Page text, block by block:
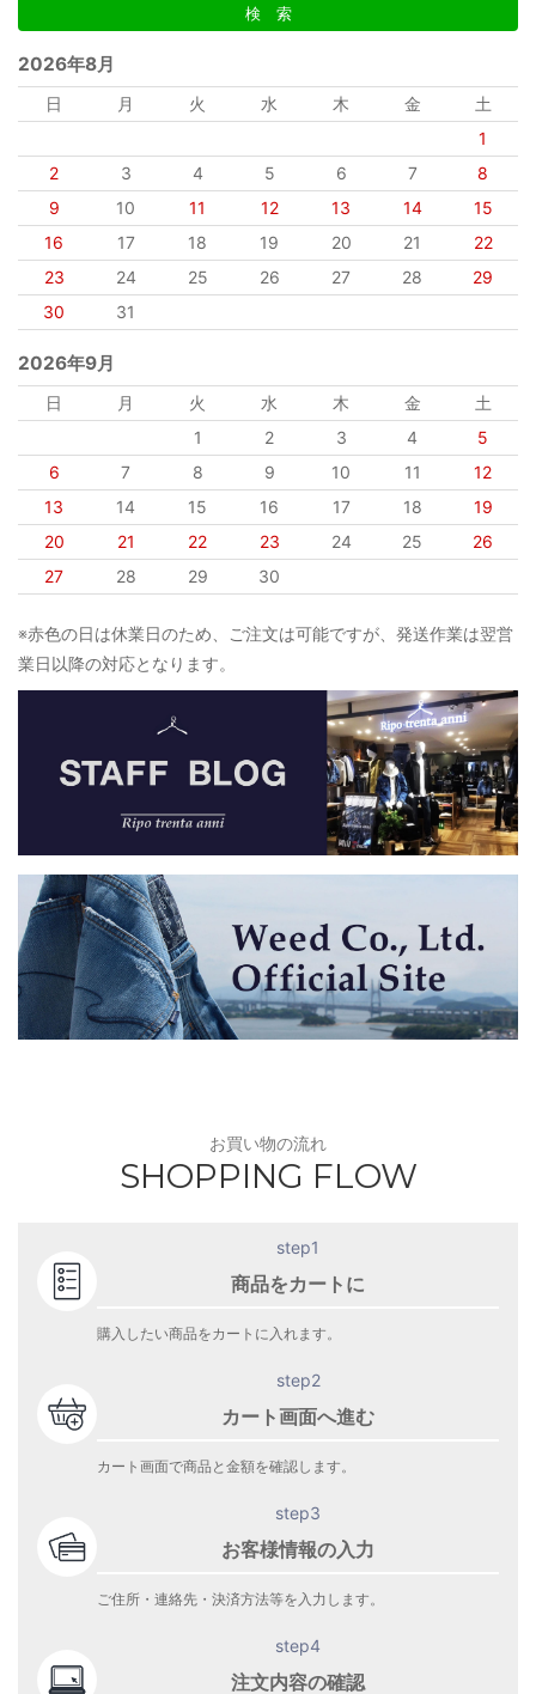
2026年8月
日 月 火 水 木 金
土
1
2
3 4 5 6 7
8
9
10 11 12 13 14
15
16
17 18 19 20 21
22
23
24 25 26 27 28
29
30
31
2026年9月
日 月 火 水 木 金
土
1
2 3 4
5
6
7 8 9 10 11
12
13
14 15 16 17 18
19
20
21 22 23 24 25
26
27
28 29 30
※赤色の日は休業日のため、ご注文は可能ですが、発送作業は翌営
業日以降の対応となります。
お買い物の流れ
SHOPPING FLOW
step1
商品をカートに
購入したい商品をカートに入れます。
step2
カート画面へ進む
カート画面で商品と金額を確認します。
step3
お客様情報の入力
ご住所・連絡先・決済方法等を入力します。
step4
注文内容の確認